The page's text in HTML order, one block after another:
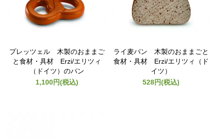
プレッツェル 木製のおままご
と食材・具材 Erzi/エリツィ
（ドイツ）のパン
1,100円(税込)
ライ麦パン 木製のおままごと
食材・具材 Erzi/エリツィ（ド
イツ）
528円(税込)